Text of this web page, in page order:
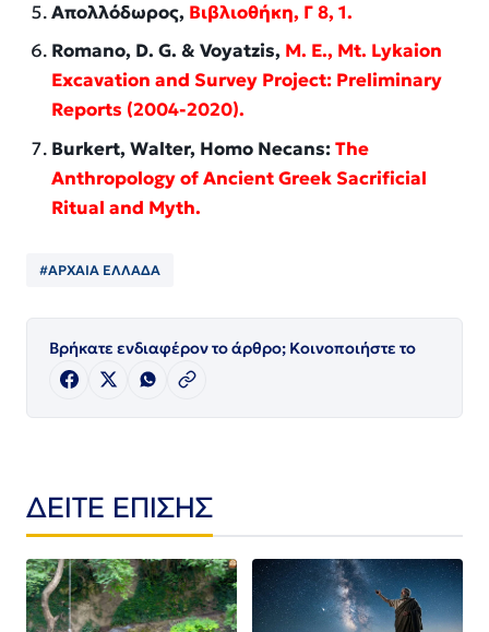
Απολλόδωρος, Βιβλιοθήκη, Γ 8, 1.
Romano, D. G. & Voyatzis, M. E., Mt. Lykaion
Excavation and Survey Project: Preliminary
Reports (2004-2020).
Burkert, Walter, Homo Necans:The
Anthropology of Ancient Greek Sacrificial
Ritual and Myth.
#ΑΡΧΑΙΑ ΕΛΛΑΔΑ
Βρήκατε ενδιαφέρον το άρθρο; Κοινοποιήστε το
ΔΕΙΤΕ ΕΠΙΣΗΣ